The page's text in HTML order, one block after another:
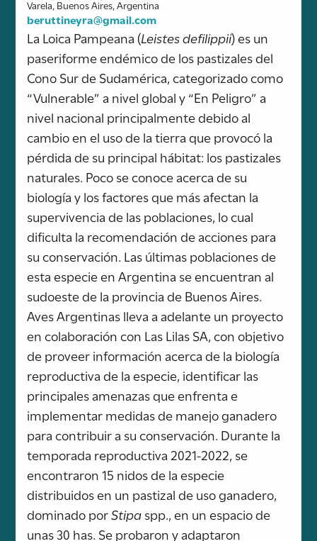
Varela, Buenos Aires, Argentina
beruttineyra@gmail.com
La Loica Pampeana (Leistes defilippii) es un
paseriforme endémico de los pastizales del
Cono Sur de Sudamérica, categorizado como
“Vulnerable” a nivel global y “En Peligro” a
nivel nacional principalmente debido al
cambio en el uso de la tierra que provocó la
pérdida de su principal hábitat: los pastizales
naturales. Poco se conoce acerca de su
biología y los factores que más afectan la
supervivencia de las poblaciones, lo cual
dificulta la recomendación de acciones para
su conservación. Las últimas poblaciones de
esta especie en Argentina se encuentran al
sudoeste de la provincia de Buenos Aires.
Aves Argentinas lleva a adelante un proyecto
en colaboración con Las Lilas SA, con objetivo
de proveer información acerca de la biología
reproductiva de la especie, identificar las
principales amenazas que enfrenta e
implementar medidas de manejo ganadero
para contribuir a su conservación. Durante la
temporada reproductiva 2021-2022, se
encontraron 15 nidos de la especie
distribuidos en un pastizal de uso ganadero,
dominado porStipaspp., en un espacio de
unas 30 has. Se probaron y adaptaron